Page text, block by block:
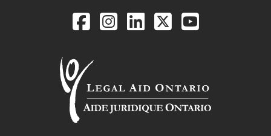
Legal Aid Ontario
FacebookInstagram
LinkedIn
X YouTube